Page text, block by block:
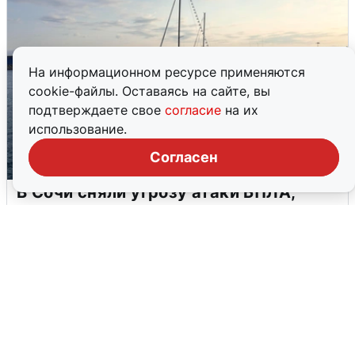
На информационном ресурсе применяются
cookie-файлы. Оставаясь на сайте, вы
подтверждаете свое согласие на их
использование.
Согласен
В Сочи сняли угрозу атаки БПЛА,